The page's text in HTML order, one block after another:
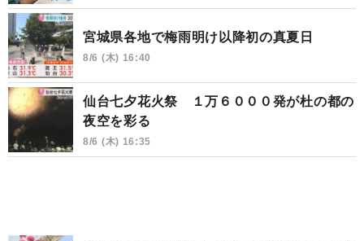
宮城県各地で梅雨明け以降初の真夏日
8/6 (木) 16:40
仙台七夕花火祭 １万６０００発が杜の都の
夜空を彩る
8/6 (木) 16:35